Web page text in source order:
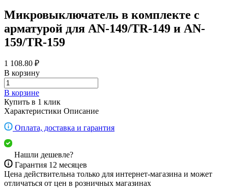
Микровыключатель в комплекте с
арматурой для AN-149/TR-149 и AN-
159/TR-159
1 108.80 ₽
В корзину
В корзине
Купить в 1 клик
Характеристики Описание
Оплата, доставка и гарантия
Нашли дешевле?
Гарантия 12 месяцев
Цена действительна только для интернет-магазина и может
отличаться от цен в розничных магазинах